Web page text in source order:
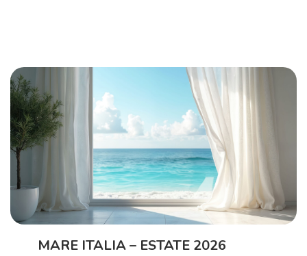
MARE ITALIA – ESTATE 2026